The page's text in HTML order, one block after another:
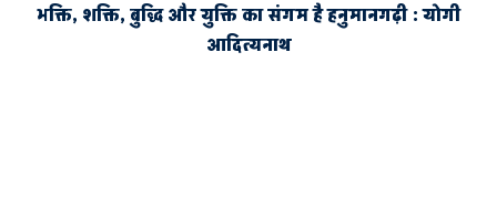
भक्ति, शक्ति, बुद्धि और युक्ति का संगम है हनुमानगढ़ी : योगी
आदित्यनाथ